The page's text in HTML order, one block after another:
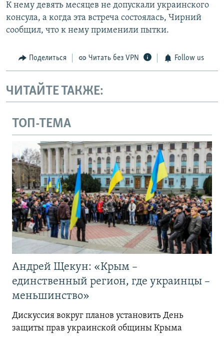
К нему девять месяцев не допускали украинского
консула, а когда эта встреча состоялась, Чирний
сообщил, что к нему применили пытки.
Поделиться Читать без VPN Follow us
ЧИТАЙТЕ ТАКЖЕ:
ТОП-ТЕМА
Андрей Щекун: «Крым –
единственный регион, где украинцы –
меньшинство»
Дискуссия вокруг планов установить День
защиты прав украинской общины Крыма